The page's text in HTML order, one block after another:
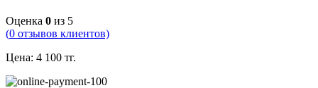
Оценка 0 из 5
(0 отзывов клиентов)
Цена: 4 100 тг.